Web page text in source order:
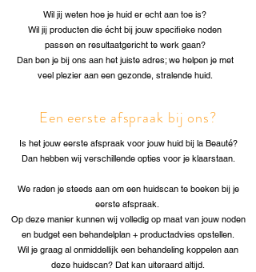
Wil jij weten hoe je huid er echt aan toe is?
Wil jij producten die écht bij jouw specifieke noden
passen en resultaatgericht te werk gaan?
Dan ben je bij ons aan het juiste adres; we helpen je met
veel plezier aan een gezonde, stralende huid.
Een eerste afspraak bij ons?
Is het jouw eerste afspraak voor jouw huid bij la Beauté?
Dan hebben wij verschillende opties voor je klaarstaan.
We raden je steeds aan om een huidscan te boeken bij je
eerste afspraak.
Op deze manier kunnen wij volledig op maat van jouw noden
en budget een behandelplan + productadvies opstellen.
Wil je graag al onmiddellijk een behandeling koppelen aan
deze huidscan? Dat kan uiteraard altijd.